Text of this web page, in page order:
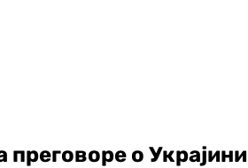
о Украјини